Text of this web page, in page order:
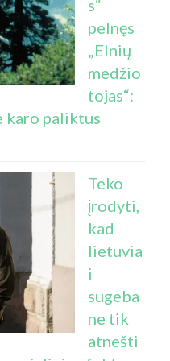
s“
pelnęs
„Elnių
medžio
tojas“:
karo paliktus
Teko
įrodyti,
kad
lietuvia
i
sugeba
ne tik
atnešti